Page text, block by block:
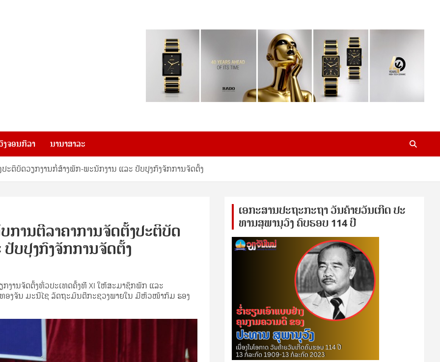
ງຈອນກີລາ ນານາສາລະ
ຕິບັດວຽກງານກໍ່ສ້າງພັກ-ພະນັກງານ ແລະ ປັບປຸງກົງຈັກການຈັດຕັ້ງ
ານຕີລາຄາການຈັດຕັ້ງປະຕິບັດ
ບປຸງກົງຈັກການຈັດຕັ້ງ
ານຈັດຕັ້ງທົ່ວປະເທດຄັ້ງທີ XI ໃຫ້ສະມາຊິກພັກ ແລະ
ອງຈັນ ມະນີໄຊ ລັດຖະມົນຕີກະຊວງພາຍໃນ ມີຫົວໜ້າກົມ ຮອງ
ເອ​ກະ​ສານ​ປະ​ຖະ​ກະ​ຖ​າ ວັນ​ຄ້າຍ​ວັນ​ເກີດ ປ​ະ​
ທານ​ສຸ​ພາ​ນຸ​ວົງ ຄົບ​ຮອບ 114 ປີ